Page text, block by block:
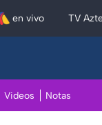
en vivo TV
Videos Notas